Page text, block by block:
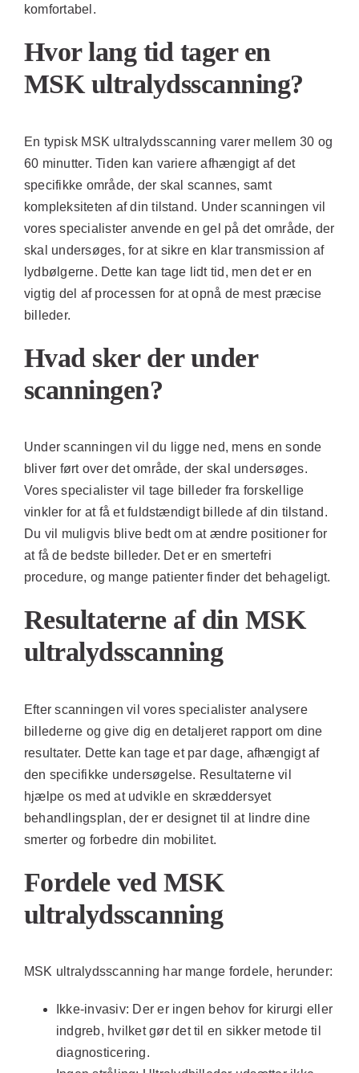
komfortabel.
Hvor lang tid tager en
MSK ultralydsscanning?
En typisk MSK ultralydsscanning varer mellem 30 og
60 minutter. Tiden kan variere afhængigt af det
specifikke område, der skal scannes, samt
kompleksiteten af din tilstand. Under scanningen vil
vores specialister anvende en gel på det område, der
skal undersøges, for at sikre en klar transmission af
lydbølgerne. Dette kan tage lidt tid, men det er en
vigtig del af processen for at opnå de mest præcise
billeder.
Hvad sker der under
scanningen?
Under scanningen vil du ligge ned, mens en sonde
bliver ført over det område, der skal undersøges.
Vores specialister vil tage billeder fra forskellige
vinkler for at få et fuldstændigt billede af din tilstand.
Du vil muligvis blive bedt om at ændre positioner for
at få de bedste billeder. Det er en smertefri
procedure, og mange patienter finder det behageligt.
Resultaterne af din MSK
ultralydsscanning
Efter scanningen vil vores specialister analysere
billederne og give dig en detaljeret rapport om dine
resultater. Dette kan tage et par dage, afhængigt af
den specifikke undersøgelse. Resultaterne vil
hjælpe os med at udvikle en skræddersyet
behandlingsplan, der er designet til at lindre dine
smerter og forbedre din mobilitet.
Fordele ved MSK
ultralydsscanning
MSK ultralydsscanning har mange fordele, herunder:
Ikke-invasiv: Der er ingen behov for kirurgi eller
indgreb, hvilket gør det til en sikker metode til
diagnosticering.